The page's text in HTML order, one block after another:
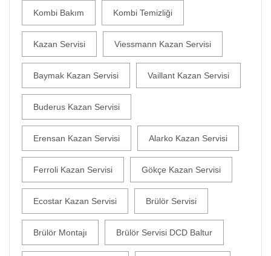
Kombi Bakım Kombi Temizliği
Kazan Servisi Viessmann Kazan Servisi
Baymak Kazan Servisi Vaillant Kazan Servisi
Buderus Kazan Servisi
Erensan Kazan Servisi Alarko Kazan Servisi
Ferroli Kazan Servisi Gökçe Kazan Servisi
Ecostar Kazan Servisi Brülör Servisi
Brülör Montajı Brülör Servisi DCD Baltur